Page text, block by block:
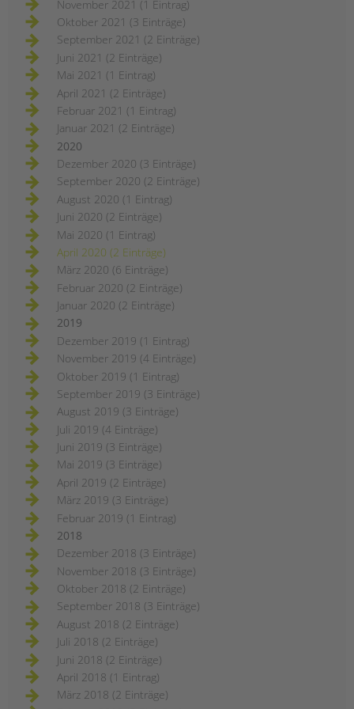
November 2021 (1 Eintrag)
Oktober 2021 (3 Einträge)
September 2021 (2 Einträge)
Juni 2021 (2 Einträge)
Mai 2021 (1 Eintrag)
April 2021 (2 Einträge)
Februar 2021 (1 Eintrag)
Januar 2021 (2 Einträge)
2020
Dezember 2020 (3 Einträge)
September 2020 (2 Einträge)
August 2020 (1 Eintrag)
Juni 2020 (2 Einträge)
Mai 2020 (1 Eintrag)
April 2020 (2 Einträge)
März 2020 (6 Einträge)
Februar 2020 (2 Einträge)
Januar 2020 (2 Einträge)
2019
Dezember 2019 (1 Eintrag)
November 2019 (4 Einträge)
Oktober 2019 (1 Eintrag)
September 2019 (3 Einträge)
August 2019 (3 Einträge)
Juli 2019 (4 Einträge)
Juni 2019 (3 Einträge)
Mai 2019 (3 Einträge)
April 2019 (2 Einträge)
März 2019 (3 Einträge)
Februar 2019 (1 Eintrag)
2018
Dezember 2018 (3 Einträge)
November 2018 (3 Einträge)
Oktober 2018 (2 Einträge)
September 2018 (3 Einträge)
August 2018 (2 Einträge)
Juli 2018 (2 Einträge)
Juni 2018 (2 Einträge)
April 2018 (1 Eintrag)
März 2018 (2 Einträge)